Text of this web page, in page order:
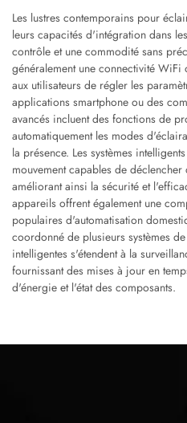
Les lustres contemporains pour
leurs capacités d'intégration dans
contrôle et une commodité sans
généralement une connectivité WiFi
aux utilisateurs de régler les
applications smartphone ou des
avancés incluent des fonctions de
automatiquement les modes
la présence. Les systèmes
mouvement capables de
améliorant ainsi la sécurité et
appareils offrent également une
populaires d'automatisation
coordonné de plusieurs systèmes
intelligentes s'étendent à la
fournissant des mises à jour en
d'énergie et l'état des composants.